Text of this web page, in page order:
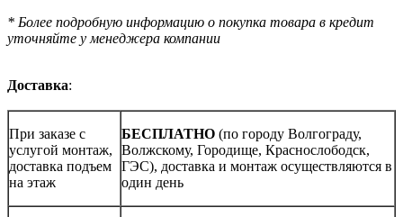
* Более подробную информацию о покупка товара в кредит
уточняйте у менеджера компании
Доставка:
При заказе с
услугой монтаж,
доставка подъем
на этаж
БЕСПЛАТНО (по городу Волгограду,
Волжскому, Городище, Краснослободск,
ГЭС), доставка и монтаж осуществляются в
один день